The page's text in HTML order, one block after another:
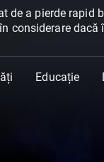
de a pierde rapid
considerare dacă
Educație